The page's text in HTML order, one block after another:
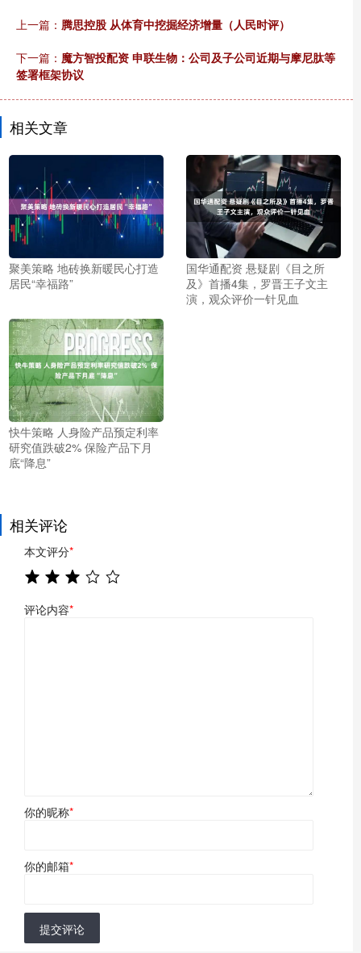
上一篇： 腾思控股 从体育中挖掘经济增量（人民时评）
下一篇： 魔方智投配资 申联生物：公司及子公司近期与摩尼肽等
签署框架协议
相关文章
聚美策略 地砖换新暖民心打造
居民“幸福路”
国华通配资 悬疑剧《目之所
及》首播4集，罗晋王子文主
演，观众评价一针见血
快牛策略 人身险产品预定利率
研究值跌破2% 保险产品下月
底“降息”
相关评论
本文评分*
评论内容*
你的昵称*
你的邮箱*
提交评论